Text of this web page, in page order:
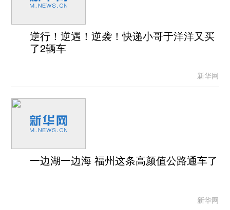
逆行！逆遇！逆袭！快递小哥于洋洋又买
了2辆车
新华网
一边湖一边海 福州这条高颜值公路通车了
新华网